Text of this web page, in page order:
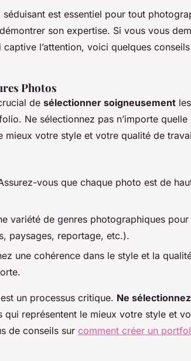
est essentiel pour tout
son expertise. Si vous vous
l’attention, voici quelques
Photos
de sélectionner soigneusement
Ne sélectionnez pas n’importe
mieux votre style et votre qualité de
vous que chaque photo est de
variété de genres photographiques
paysages, reportage, etc.).
une cohérence dans le style et la
un processus critique. Ne
qui représentent le mieux votre style et
de conseils sur comment créer un